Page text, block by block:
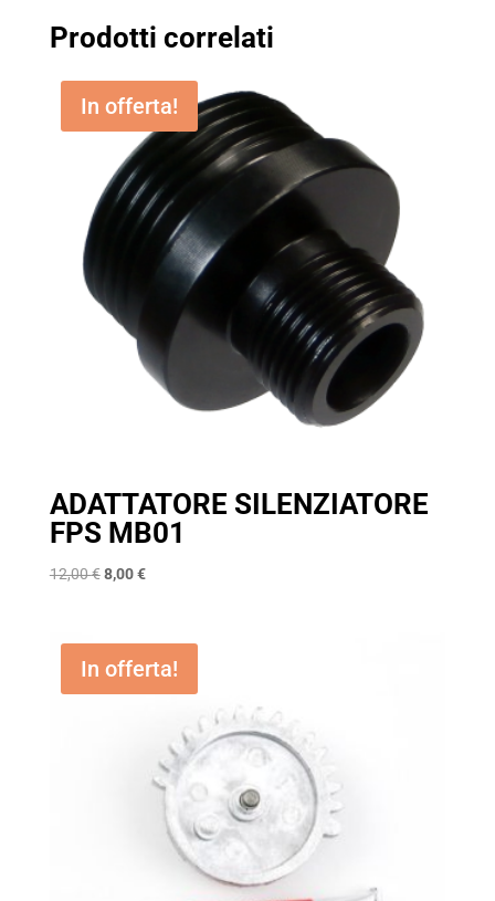
Prodotti correlati
In offerta!
ADATTATORE SILENZIATORE
FPS MB01
12,00€ Il
era:
12,00 €.
8,00€Il
è:
8,00 €.
In offerta!